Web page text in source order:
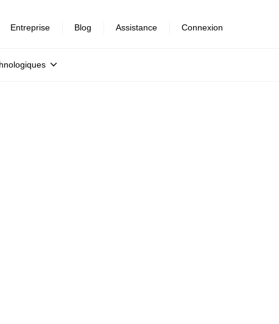
Entreprise Blog Assistance Connexion